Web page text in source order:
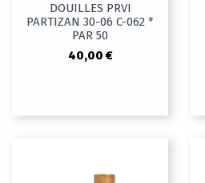
DOUILLES PRVI
PARTIZAN 30-06 C-062 *
PAR 50
40,00 €